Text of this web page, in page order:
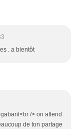
. a bientôt
/> on attend
de ton partage